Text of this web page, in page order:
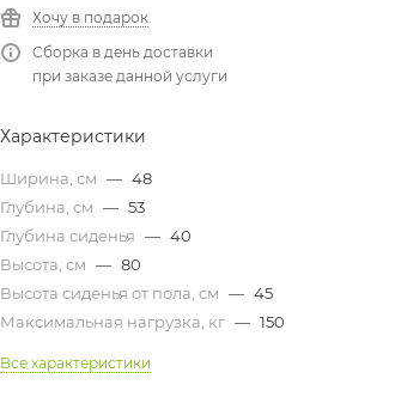
Хочу в подарок
Сборка в день доставки
при заказе данной услуги
Характеристики
Ширина, см — 48
Глубина, см — 53
Глубина сиденья — 40
Высота, см — 80
Высота сиденья от пола, см — 45
Максимальная нагрузка, кг — 150
Все характеристики